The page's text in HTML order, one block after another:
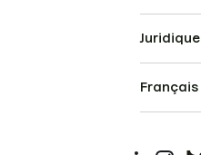
Juridique
Français